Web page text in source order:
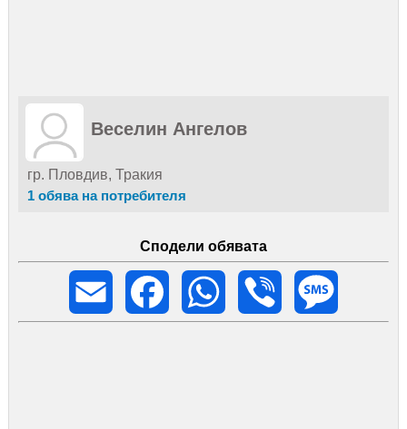
Веселин Ангелов
гр. Пловдив, Тракия
1 обява на потребителя
Сподели обявата
Email
Facebook WhatsApp Viber